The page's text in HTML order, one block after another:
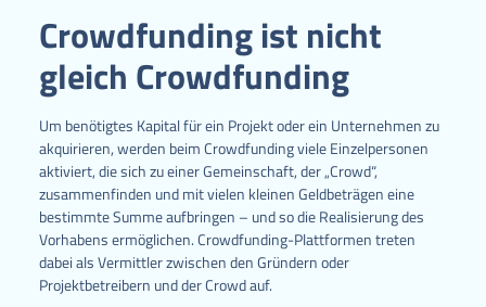
Crowdfunding ist nicht
gleich Crowdfunding
Um benötigtes Kapital für ein Projekt oder ein Unternehmen zu
akquirieren, werden beim Crowdfunding viele Einzelpersonen
aktiviert, die sich zu einer Gemeinschaft, der „Crowd“,
zusammenfinden und mit vielen kleinen Geldbeträgen eine
bestimmte Summe aufbringen – und so die Realisierung des
Vorhabens ermöglichen. Crowdfunding-Plattformen treten
dabei als Vermittler zwischen den Gründern oder
Projektbetreibern und der Crowd auf.